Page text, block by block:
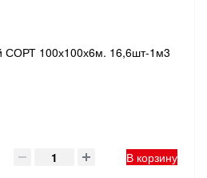
СОРТ 100х100х6м. 16,6шт-1м3
В корзину